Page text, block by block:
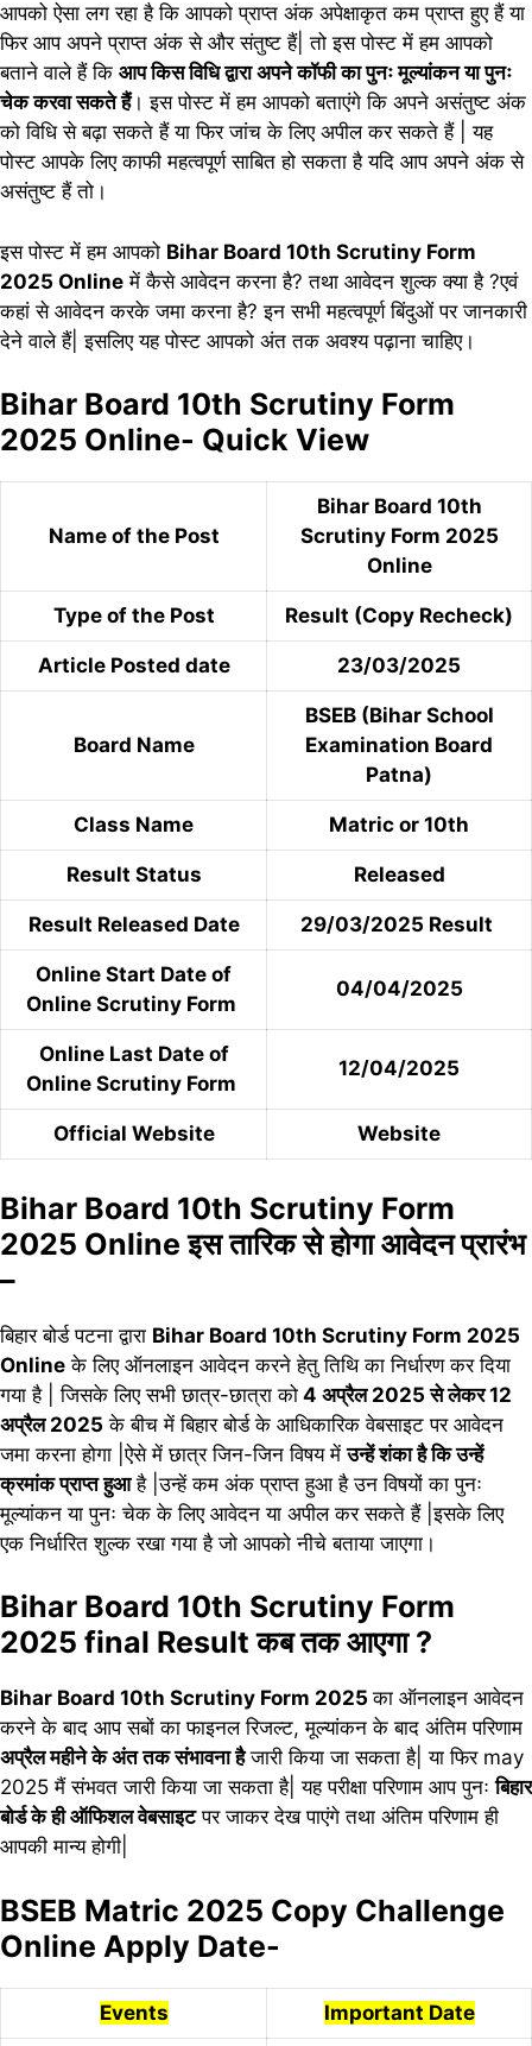
आपको ऐसा लग रहा है कि आपको प्राप्त अंक अपेक्षाकृत कम प्राप्त हुए हैं या
फिर आप अपने प्राप्त अंक से और संतुष्ट हैं| तो इस पोस्ट में हम आपको
बताने वाले हैं कि आप किस विधि द्वारा अपने कॉफी का पुनः मूल्यांकन या पुनः
चेक करवा सकते हैं। इस पोस्ट में हम आपको बताएंगे कि अपने असंतुष्ट अंक
को विधि से बढ़ा सकते हैं या फिर जांच के लिए अपील कर सकते हैं | यह
पोस्ट आपके लिए काफी महत्वपूर्ण साबित हो सकता है यदि आप अपने अंक से
असंतुष्ट हैं तो।
इस पोस्ट में हम आपको Bihar Board 10th Scrutiny Form
2025 Online में कैसे आवेदन करना है? तथा आवेदन शुल्क क्या है ?एवं
कहां से आवेदन करके जमा करना है? इन सभी महत्वपूर्ण बिंदुओं पर जानकारी
देने वाले हैं| इसलिए यह पोस्ट आपको अंत तक अवश्य पढ़ाना चाहिए।
Bihar Board 10th Scrutiny Form
2025 Online- Quick View
Name of the Post
Bihar Board 10th
Scrutiny Form 2025
Online
Type of the Post Result (Copy Recheck)
Article Posted date 23/03/2025
Board Name
BSEB (Bihar School
Examination Board
Patna)
Class Name Matric or 10th
Result Status Released
Result Released Date 29/03/2025 Result
Online Start Date of
Online Scrutiny Form
04/04/2025
Online Last Date of
Online Scrutiny Form
12/04/2025
Official Website Website
Bihar Board 10th Scrutiny Form
2025 Online इस तारिक से होगा आवेदन प्रारंभ
–
बिहार बोर्ड पटना द्वारा Bihar Board 10th Scrutiny Form 2025
Online के लिए ऑनलाइन आवेदन करने हेतु तिथि का निर्धारण कर दिया
गया है | जिसके लिए सभी छात्र-छात्रा को 4 अप्रैल 2025 से लेकर 12
अप्रैल 2025 के बीच में बिहार बोर्ड के आधिकारिक वेबसाइट पर आवेदन
जमा करना होगा |ऐसे में छात्र जिन-जिन विषय मेंउन्हें शंका है कि उन्हें
क्रमांक प्राप्त हुआहै |उन्हें कम अंक प्राप्त हुआ है उन विषयों का पुनः
मूल्यांकन या पुनः चेक के लिए आवेदन या अपील कर सकते हैं |इसके लिए
एक निर्धारित शुल्क रखा गया है जो आपको नीचे बताया जाएगा।
Bihar Board 10th Scrutiny Form
2025 final Result कब तक आएगा ?
Bihar Board 10th Scrutiny Form 2025का ऑनलाइन आवेदन
करने के बाद आप सबों का फाइनल रिजल्ट, मूल्यांकन के बाद अंतिम परिणाम
अप्रैल महीने के अंत तक संभावना हैजारी किया जा सकता है| या फिर may
2025 मैं संभवत जारी किया जा सकता है| यह परीक्षा परिणाम आप पुनःबिहार
बोर्ड के ही ऑफिशल वेबसाइटपर जाकर देख पाएंगे तथा अंतिम परिणाम ही
आपकी मान्य होगी|
BSEB Matric 2025 Copy Challenge
Online Apply Date-
Events Important Date